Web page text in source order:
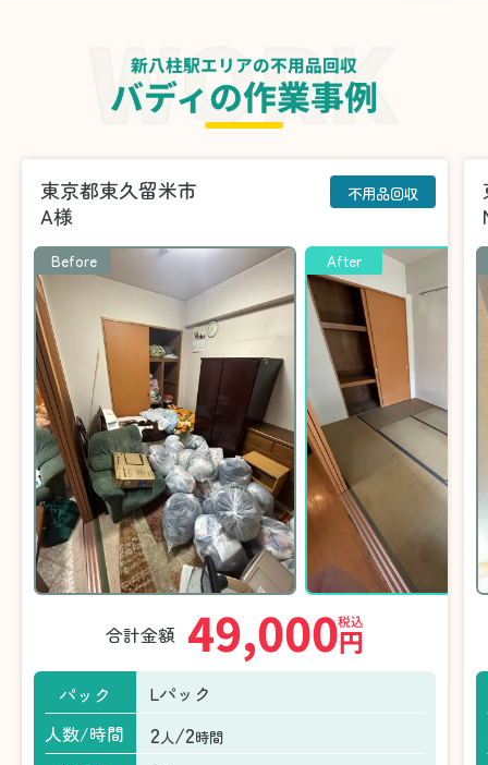
新八柱駅エリアの不用品回収
バディの作業事例
東京都東久留米市
A様
不用品回収
Before After
合計金額 49,000円
税込
パック
Lパック
人数/時間
2人/2時間